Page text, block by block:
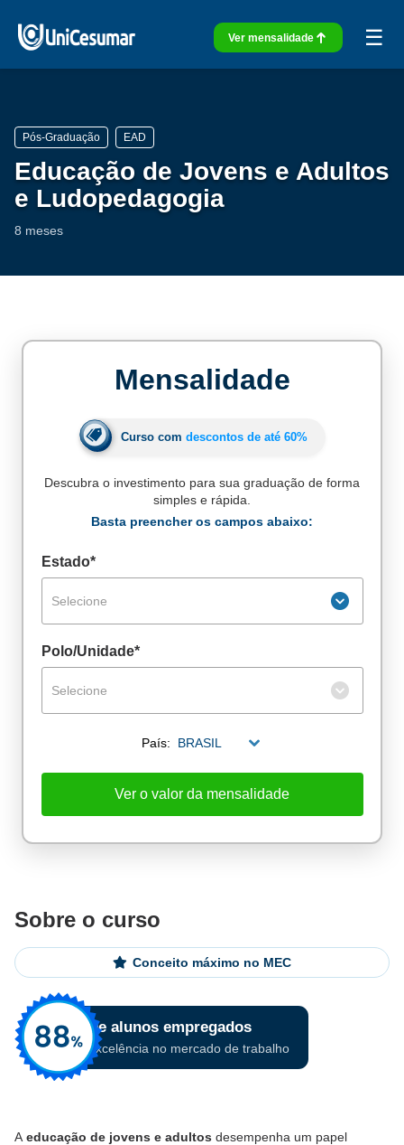
Ver mensalidade ☰
Pós-Graduação EAD
Educação de Jovens e Adultos
e Ludopedagogia
8 meses
Sobre o curso
Conceito máximo no MEC
Excelência no mercado de trabalho
A educação de jovens e adultos desempenha um papel
Mensalidade
Curso com descontos de até 60%
Descubra o investimento para sua graduação de forma
simples e rápida.
Basta preencher os campos abaixo:
Estado*
Selecione
Polo/Unidade*
Selecione
País: BRASIL
Ver o valor da mensalidade